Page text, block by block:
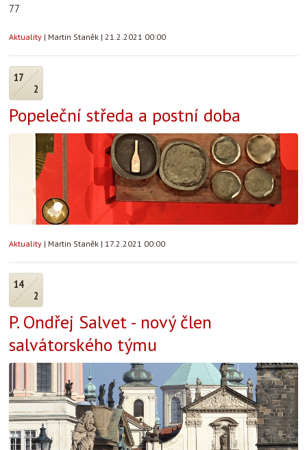
77
Aktuality | Martin Staněk | 21.2.2021 00:00
17
2
Popeleční středa a postní doba
Aktuality | Martin Staněk | 17.2.2021 00:00
14
2
P. Ondřej Salvet - nový člen
salvátorského týmu